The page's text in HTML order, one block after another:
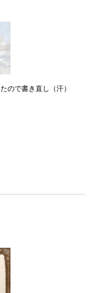
ので書き直し（汗）